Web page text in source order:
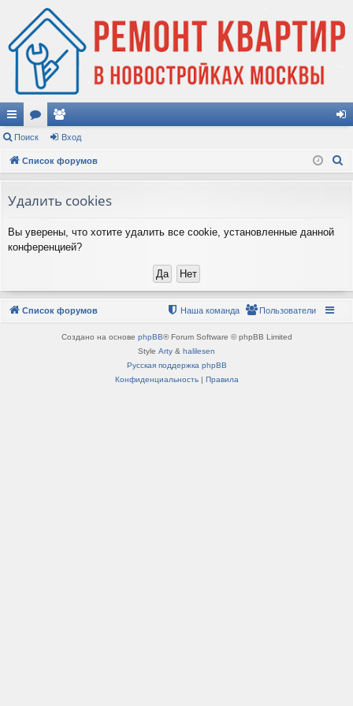
с
ы
и
ор
ум
ол
ьз
ат
ел
д
Поиск Вход
Список форумов
Удалить cookies
Вы уверены, что хотите удалить все cookie, установленные данной
конференцией?
Список форумов Пользователи
Наша команда
Создано на основе phpBB® Forum Software © phpBB Limited
Style Arty & halilesen
Русская поддержка phpBB
Конфиденциальность| Правила